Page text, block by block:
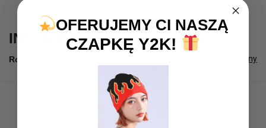
INFORMACJE DODATKOWE
Rozmiar uniwersalny
SKU: 39da8c91f66e
Damskie Komplety Dresowe
OFERUJEMY CI NASZĄ
CZAPKĘ Y2K!